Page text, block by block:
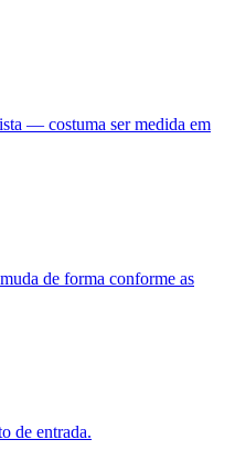
— costuma ser medida em
de forma conforme as
de entrada.